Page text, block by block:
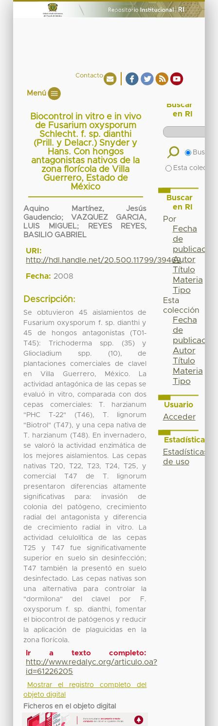
Contacto
Menú
Biocontrol in vitro e in vivo
de Fusarium oxysporum
Schlecht. f. sp. dianthi
(Prill. y Delacr.) Snyder y
Hans. Con hongos
antagonistas nativos de la
zona florícola de Villa
Guerrero, Estado de
México
Aquino Martínez, Jesús
Gaudencio; VAZQUEZ GARCIA,
LUIS MIGUEL;
REYES REYES,
BASILIO GABRIEL
URI:
http://hdl.handle.net/20.500.11799/39469
Fecha: 2008
Descripción:
Se obtuvieron 45 aislamientos de
Fusarium oxysporum f. sp. dianthi y
45 de hongos antagonistas (T01-
T45): Trichoderma spp. (35) y
Gliocladium spp. (10), de
plantaciones comerciales de clavel
en Villa Guerrero, México. La
actividad antagónica de las cepas se
evaluó in vitro, comparada con dos
cepas comerciales: T. harzianum
"PHC T-22" (T46), T. lignorum
"Biotrol" (T47), y una cepa nativa de
T. harzianum (T48). En invernadero,
se valoró la actividad enzimática de
los mejores aislamientos. Las cepas
nativas T20, T22, T23, T24, T25, y
comercial T47 de T. lignorum
presentaron diferencias altamente
significativas para: invasión de
colonia del patógeno, crecimiento
radial del antagonista y diferencia
de crecimiento radial in vitro. La
actividad celulolítica de las cepas
T25 y T47 fue significativamente
superior en suelo sin desinfección;
T47 también la presentó en suelo
desinfectado. Las cepas nativas son
una alternativa para controlar la
"dormilona" del clavel por F.
oxysporum f. sp. dianthi, fomentar
el biocontrol de patógenos y reducir
la aplicación de plaguicidas en la
zona florícola.
Ir a texto completo:
http://www.redalyc.org/articulo.oa?
id=61226205
Mostrar el registro completo del
objeto digital
Ficheros en el objeto digital
Buscar
en RI
Buscar
Esta
Buscar
en RI
Por
Fecha
de
publicación
Autor
Título
Materia
Tipo
Esta
colección
Fecha
de
publicación
Autor
Título
Materia
Tipo
Usuario
Acceder
Estadísticas
Estadísticas
de uso